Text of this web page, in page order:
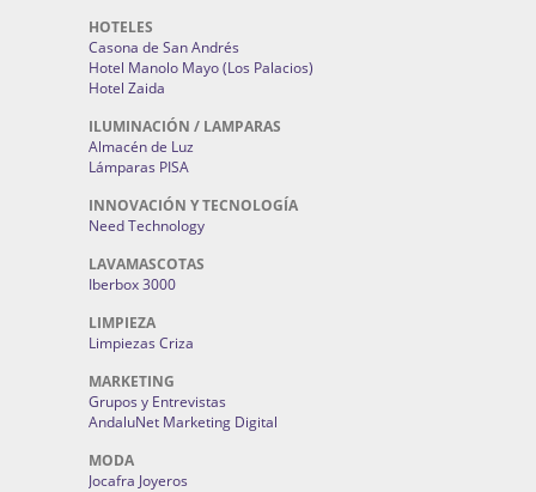
HOTELES
Casona de San Andrés
Hotel Manolo Mayo (Los Palacios)
Hotel Zaida
ILUMINACIÓN / LAMPARAS
Almacén de Luz
Lámparas PISA
INNOVACIÓN Y TECNOLOGÍA
Need Technology
LAVAMASCOTAS
Iberbox 3000
LIMPIEZA
Limpiezas Criza
MARKETING
Grupos y Entrevistas
AndaluNet Marketing Digital
MODA
Jocafra Joyeros